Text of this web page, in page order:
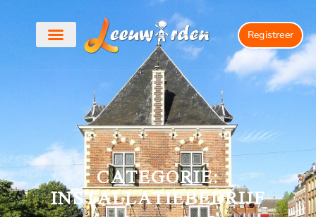
Registreer
CATEGORIE:
INSTALLATIEBEDRIJF